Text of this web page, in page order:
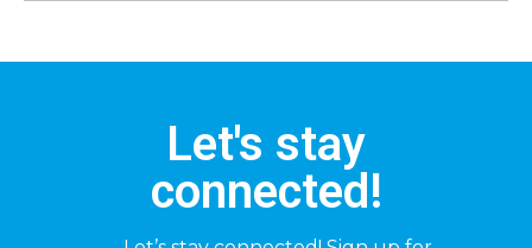
Let's stay
connected!